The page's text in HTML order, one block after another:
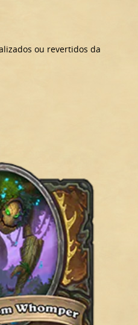
ou revertidos da